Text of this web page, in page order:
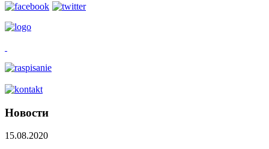
Новости
15.08.2020